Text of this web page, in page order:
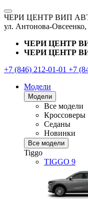
ЧЕРИ ЦЕНТР ВИП
ул. Антонова-Овсеенко,
ЧЕРИ ЦЕНТР
ЧЕРИ ЦЕНТР
+7 (846) 212-01-01 +7
Модели
Модели
Все модели
Кроссоверы
Седаны
Новинки
Все модели
Tiggo
TIGGO 9